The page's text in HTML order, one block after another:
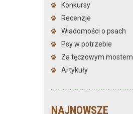
Konkursy
Recenzje
Wiadomości o psach
Psy w potrzebie
Za tęczowym mostem
Artykuły
NAJNOWSZE